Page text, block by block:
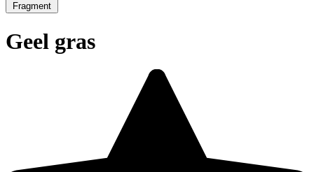
Fragment
Geel gras